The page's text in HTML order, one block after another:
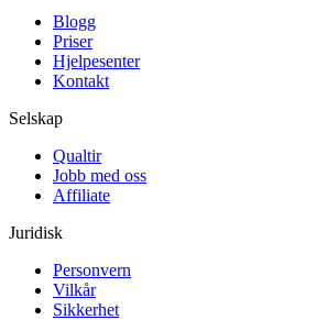
Blogg
Priser
Hjelpesenter
Kontakt
Selskap
Qualtir
Jobb med oss
Affiliate
Juridisk
Personvern
Vilkår
Sikkerhet